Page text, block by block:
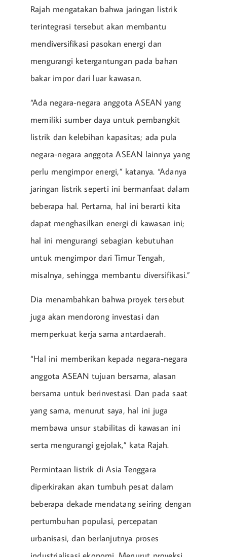
Rajah mengatakan bahwa jaringan listrik
terintegrasi tersebut akan membantu
mendiversifikasi pasokan energi dan
mengurangi ketergantungan pada bahan
bakar impor dari luar kawasan.
“Ada negara-negara anggota ASEAN yang
memiliki sumber daya untuk pembangkit
listrik dan kelebihan kapasitas; ada pula
negara-negara anggota ASEAN lainnya yang
perlu mengimpor energi,” katanya. “Adanya
jaringan listrik seperti ini bermanfaat dalam
beberapa hal. Pertama, hal ini berarti kita
dapat menghasilkan energi di kawasan ini;
hal ini mengurangi sebagian kebutuhan
untuk mengimpor dari Timur Tengah,
misalnya, sehingga membantu diversifikasi.”
Dia menambahkan bahwa proyek tersebut
juga akan mendorong investasi dan
memperkuat kerja sama antardaerah.
“Hal ini memberikan kepada negara-negara
anggota ASEAN tujuan bersama, alasan
bersama untuk berinvestasi. Dan pada saat
yang sama, menurut saya, hal ini juga
membawa unsur stabilitas di kawasan ini
serta mengurangi gejolak,” kata Rajah.
Permintaan listrik di Asia Tenggara
diperkirakan akan tumbuh pesat dalam
beberapa dekade mendatang seiring dengan
pertumbuhan populasi, percepatan
urbanisasi, dan berlanjutnya proses